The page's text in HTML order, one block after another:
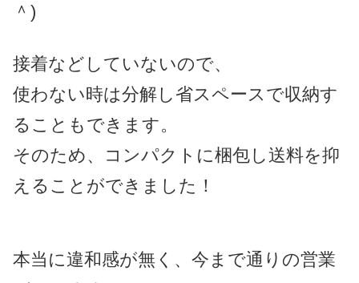
＾)
接着などしていないので、
使わない時は分解し省スペースで収納す
ることもできます。
そのため、コンパクトに梱包し送料を抑
えることができました！
本当に違和感が無く、今まで通りの営業